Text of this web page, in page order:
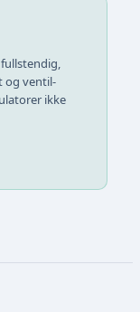
og ventil-
ikke